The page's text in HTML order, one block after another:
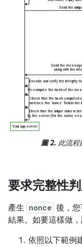
圖 2. 此流程
要求完整性
產生 nonce 後，
結果。如要這樣做
依照以下範例